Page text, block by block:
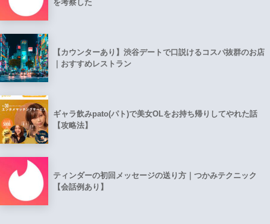
を考察した
【カウンターあり】渋谷デートで口説けるコスパ抜群のお店
｜おすすめレストラン
ギャラ飲みpato(パト)で美女OLをお持ち帰りしてやれた話
【攻略法】
ティンダーの初回メッセージの送り方｜つかみテクニック
【会話例あり】